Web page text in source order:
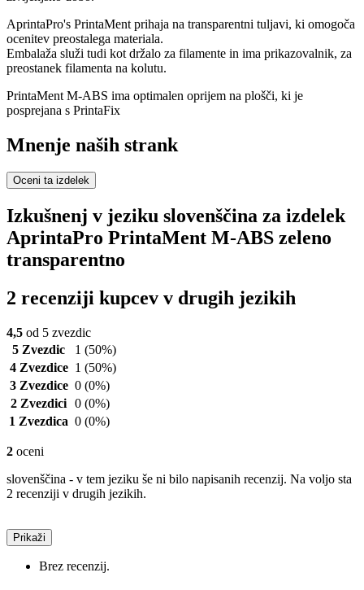
AprintaPro's PrintaMent prihaja na transparentni tuljavi, ki omogoča
ocenitev preostalega materiala.
Embalaža služi tudi kot držalo za filamente in ima prikazovalnik, za
preostanek filamenta na kolutu.
PrintaMent M-ABS ima optimalen oprijem na plošči, ki je
posprejana s PrintaFix
Mnenje naših strank
Oceni ta izdelek
Izkušnenj v jeziku slovenščina za izdelek
AprintaPro PrintaMent M-ABS zeleno
transparentno
2 recenziji kupcev v drugih jezikih
4,5 od 5 zvezdic
5 Zvezdic
1 (50%)
4 Zvezdice 1 (50%)
3 Zvezdice 0 (0%)
2 Zvezdici 0 (0%)
1 Zvezdica 0 (0%)
2 oceni
slovenščina - v tem jeziku še ni bilo napisanih recenzij. Na voljo sta
2 recenziji v drugih jezikih.
Prikaži
Brez recenzij.